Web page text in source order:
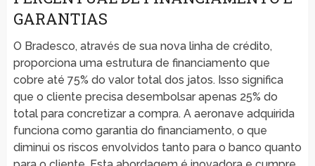
GARANTIAS
O Bradesco, através de sua nova linha de crédito,
proporciona uma estrutura de financiamento que
cobre até 75% do valor total dos jatos. Isso significa
que o cliente precisa desembolsar apenas 25% do
total para concretizar a compra. A aeronave adquirida
funciona como garantia do financiamento, o que
diminui os riscos envolvidos tanto para o banco quanto